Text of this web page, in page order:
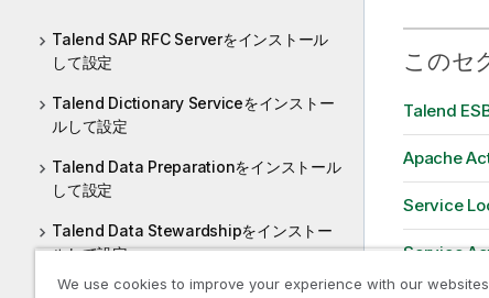
Talend SAP RFC Serverをインストール
して設定
Talend Dictionary Serviceをインストー
ルして設定
Talend Data Preparationをインストール
して設定
Talend Data Stewardshipをインストー
ルして設定
このセ
Talend
Apache
Service
Service
We use cookies to improve your experience with our